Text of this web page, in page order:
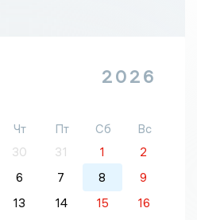
2026
Чт Пт Сб
Вс
30 31 1
2
6 7 8
9
13 14 15
16